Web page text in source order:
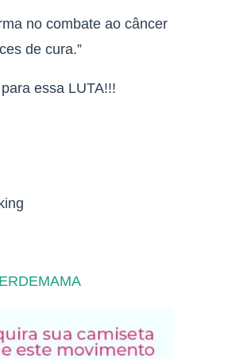
no combate ao câncer
de cura.”
essa LUTA!!!